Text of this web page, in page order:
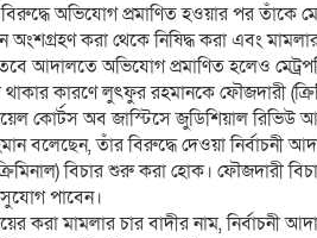
অভিযোগ প্রমাণিত হওয়ার পর তাঁকে
অংশগ্রহণ করা থেকে নিষিদ্ধ করা এবং
আদালতে অভিযোগ প্রমাণিত হলেও
থাকার কারণে লুৎফুর রহমানকে ফৌজদারী
কোর্টস অব জাস্টিসে জুডিশিয়াল রিভিউ
বলেছেন, তাঁর বিরুদ্ধে দেওয়া নির্বাচনী
বিচার শুরু করা হোক। ফৌজদারী
পাবেন।
করা মামলার চার বাদীর নাম, নির্বাচনী